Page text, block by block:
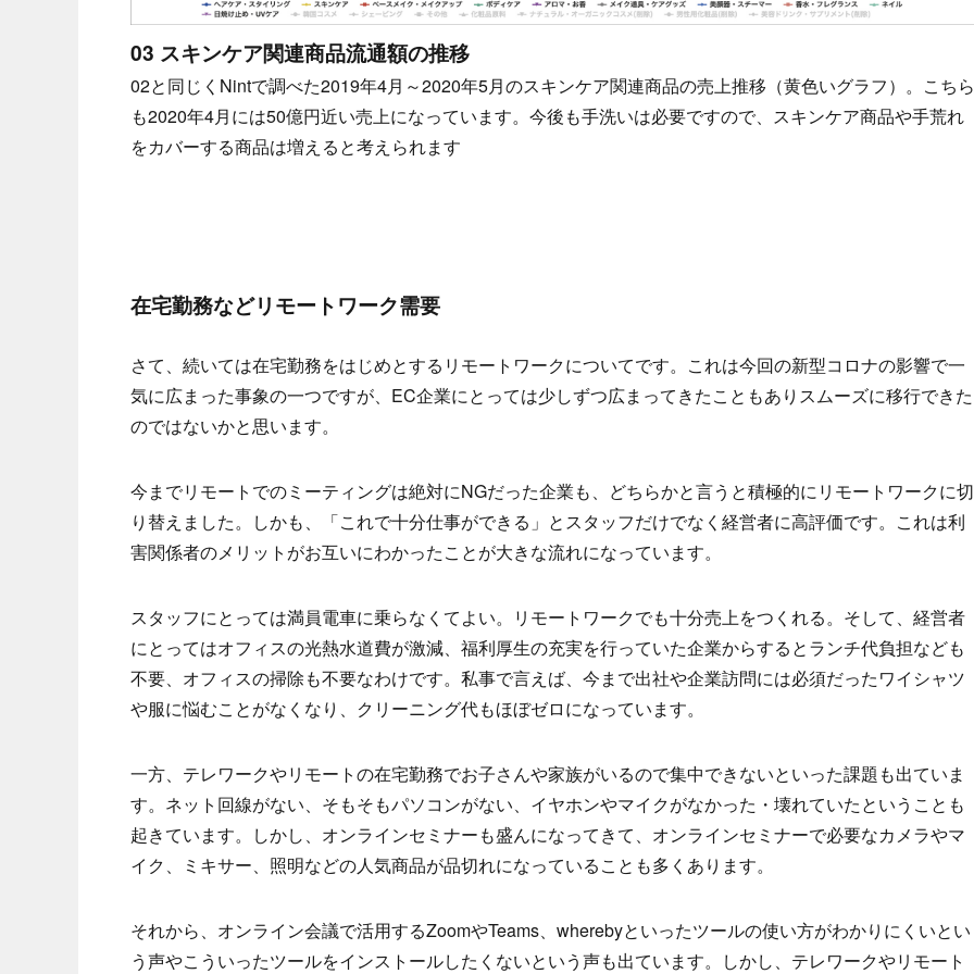
03 スキンケア関連商品流通額の推移
02と同じくNintで調べた2019年4月～2020年5月のスキンケア関連商品の売上推移（黄色いグラフ）。こちら
も2020年4月には50億円近い売上になっています。今後も手洗いは必要ですので、スキンケア商品や手荒れ
をカバーする商品は増えると考えられます
在宅勤務などリモートワーク需要
さて、続いては在宅勤務をはじめとするリモートワークについてです。これは今回の新型コロナの影響で一
気に広まった事象の一つですが、EC企業にとっては少しずつ広まってきたこともありスムーズに移行できた
のではないかと思います。
今までリモートでのミーティングは絶対にNGだった企業も、どちらかと言うと積極的にリモートワークに切
り替えました。しかも、「これで十分仕事ができる」とスタッフだけでなく経営者に高評価です。これは利
害関係者のメリットがお互いにわかったことが大きな流れになっています。
スタッフにとっては満員電車に乗らなくてよい。リモートワークでも十分売上をつくれる。そして、経営者
にとってはオフィスの光熱水道費が激減、福利厚生の充実を行っていた企業からするとランチ代負担なども
不要、オフィスの掃除も不要なわけです。私事で言えば、今まで出社や企業訪問には必須だったワイシャツ
や服に悩むことがなくなり、クリーニング代もほぼゼロになっています。
一方、テレワークやリモートの在宅勤務でお子さんや家族がいるので集中できないといった課題も出ていま
す。ネット回線がない、そもそもパソコンがない、イヤホンやマイクがなかった・壊れていたということも
起きています。しかし、オンラインセミナーも盛んになってきて、オンラインセミナーで必要なカメラやマ
イク、ミキサー、照明などの人気商品が品切れになっていることも多くあります。
それから、オンライン会議で活用するZoomやTeams、wherebyといったツールの使い方がわかりにくいとい
う声やこういったツールをインストールしたくないという声も出ています。しかし、テレワークやリモート